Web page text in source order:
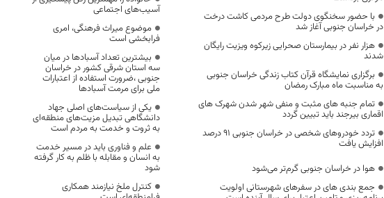
با حضور سخنگوی دولت طرح مردمی کاشت درخت
در خراسان جنوبی آغاز شد
هزار نفر در بیمارستان صحرایی زیرکوه ویزیت رایگان
شدند
برگزاری نمایشگاه قرآن کتاب زندگی خراسان جنوبی
به مناسبت ماه مبارک رمضان
تمام جنبه های مثبت و منفی شهر شدن شهرک های
اقماری بیرجند باید تبیین گردد
تردد خودروهای شخصی در خراسان جنوبی ۹۱ درصد
افزایش یافت
هوا در خراسان جنوبی گرم‌تر می‌شود
جمع بندی های در سفرهای شهرستانی اولویت
آسیب‌های اجتماعی
موضوع میراث فرهنگی، امری
فرابخشی است
بیشترین تعداد آسبادها در میان
سه استان شرقی کشور در خراسان
جنوبی ،ضرورت استفاده از اعتبارات
ملی برای مرمت آسبادها
یکی از سیاست‌های اصلی جهاد
دانشگاهی تبدیل مزیت‌های منطقه‌ای
به ثروت و خدمت به مردم است
علم و فناوری باید در مسیر خدمت
به انسان و مقابله با ظلم به کار گرفته
شود
کنترل ملخ نیازمند همکاری